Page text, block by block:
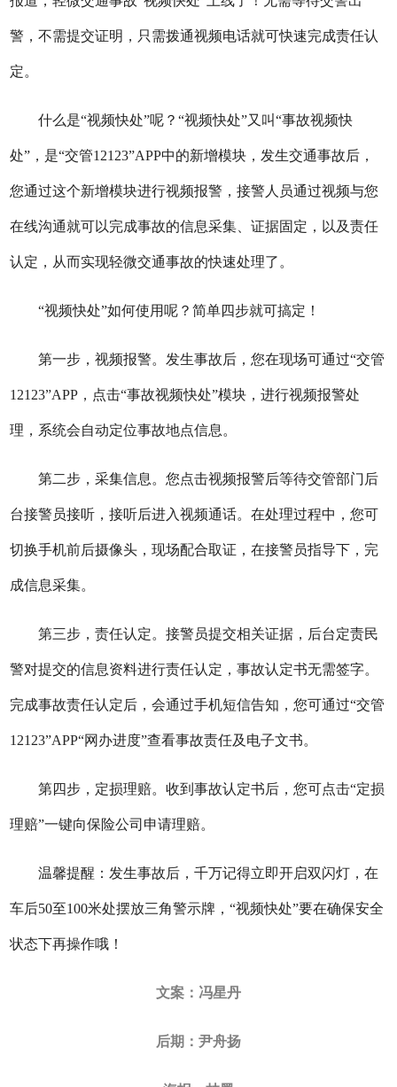
警，不需提交证明，只需拨通视频电话就可快速完成责任认
定。
什么是“视频快处”呢？“视频快处”又叫“事故视频快
处”，是“交管12123”APP中的新增模块，发生交通事故后，
您通过这个新增模块进行视频报警，接警人员通过视频与您
在线沟通就可以完成事故的信息采集、证据固定，以及责任
认定，从而实现轻微交通事故的快速处理了。
“视频快处”如何使用呢？简单四步就可搞定！
第一步，视频报警。发生事故后，您在现场可通过“交管
12123”APP，点击“事故视频快处”模块，进行视频报警处
理，系统会自动定位事故地点信息。
第二步，采集信息。您点击视频报警后等待交管部门后
台接警员接听，接听后进入视频通话。在处理过程中，您可
切换手机前后摄像头，现场配合取证，在接警员指导下，完
成信息采集。
第三步，责任认定。接警员提交相关证据，后台定责民
警对提交的信息资料进行责任认定，事故认定书无需签字。
完成事故责任认定后，会通过手机短信告知，您可通过“交管
12123”APP“网办进度”查看事故责任及电子文书。
第四步，定损理赔。收到事故认定书后，您可点击“定损
理赔”一键向保险公司申请理赔。
温馨提醒：发生事故后，千万记得立即开启双闪灯，在
车后50至100米处摆放三角警示牌，“视频快处”要在确保安全
状态下再操作哦！
文案：冯星丹
后期：尹舟扬